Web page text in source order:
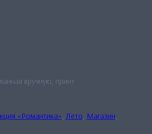
вручную; принт
«Романтика» Лето Магазин